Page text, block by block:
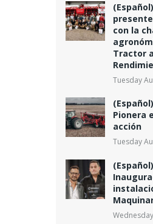
con la
Tractor
Tuesday
Pionera
acción
Tuesday
(Español)